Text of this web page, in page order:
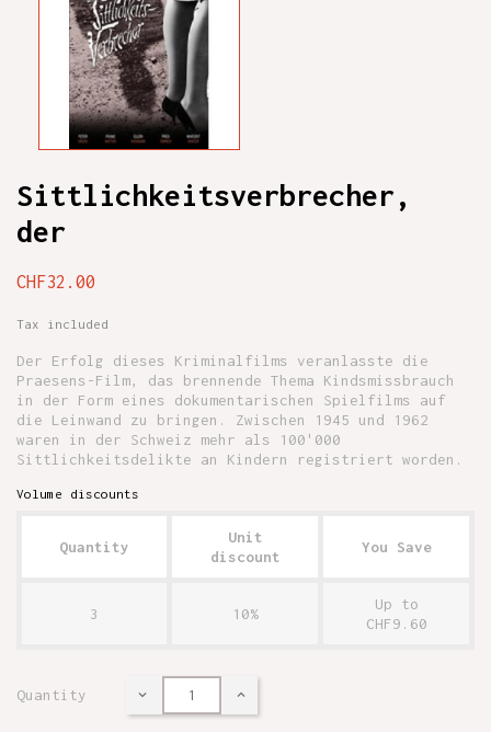
Sittlichkeitsverbrecher,
der
CHF32.00
Tax included
Der Erfolg dieses Kriminalfilms veranlasste die
Praesens-Film, das brennende Thema Kindsmissbrauch
in der Form eines dokumentarischen Spielfilms auf
die Leinwand zu bringen. Zwischen 1945 und 1962
waren in der Schweiz mehr als 100'000
Sittlichkeitsdelikte an Kindern registriert worden.
Volume discounts
Quantity
Unit
discount
You Save
3 10%
Up to
CHF9.60
Quantity